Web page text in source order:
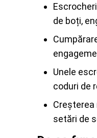
de boți,
Unele
coduri de
setări de